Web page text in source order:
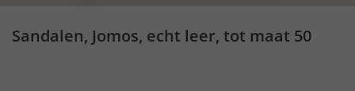
Sandalen, Jomos, echt leer, tot maat 50